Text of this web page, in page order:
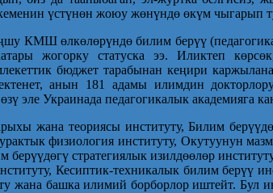
үстүнөн жоюу жөнүндө өкүм чыгарып
КМШ өлкөлөрүндө билим берүү
жогорку статуска ээ. Иликтеп
бюджет тарабынан кеңири
анын 181 адамы илимдин
эле Украинада педагогикалык академияга
жана теориясы институту, Билим
физиология институту, Окутуунун
стратегиялык изилдөөлөр
Кесиптик-техникалык билим берүү
жана башка илимий борборлор иштейт. Бул